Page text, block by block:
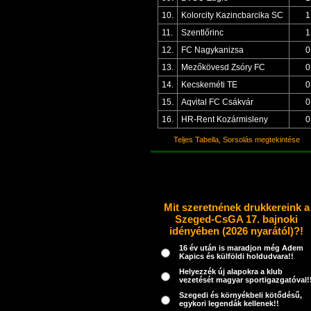
10.
Kolorcity Kazincbarcika SC
1
11.
Szentlőrinc
1
12.
FC Nagykanizsa
0
13.
Mezőkövesd Zsóry FC
0
14.
Kecskeméti TE
0
15.
Aqvital FC Csákvár
0
16.
HR-Rent Kozármisleny 0
Teljes Tabella, Sorsolás megtekintése
Mit szeretnének drukkereink a
Szeged-CsGA 17. bajnoki
idényében (2026 nyarától)?!
16 év után is maradjon még Adem
Kapics és külföldi holdudvara!!
Helyezzék új alapokra a klub
vezetését magyar
Szegedi és környékbeli kötődésű,
egykori legendák kellenek!!